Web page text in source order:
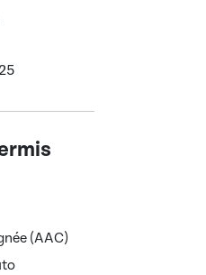
(AAC)